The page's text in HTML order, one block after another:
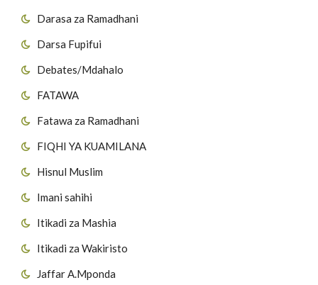
Darasa za Ramadhani
Darsa Fupifui
Debates/Mdahalo
FATAWA
Fatawa za Ramadhani
FIQHI YA KUAMILANA
Hisnul Muslim
Imani sahihi
Itikadi za Mashia
Itikadi za Wakiristo
Jaffar A.Mponda